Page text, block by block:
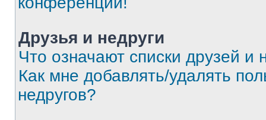
Друзья и недруги
Что означают списки друзей и
Как мне добавлять/удалять
недругов?